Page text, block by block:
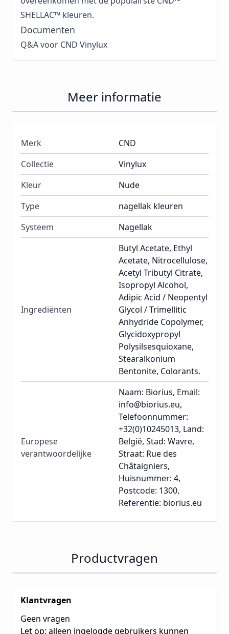
SHELLAC™ kleuren.
Documenten
Q&A voor CND Vinylux
Meer informatie
Merk
CND
Collectie
Vinylux
Kleur
Nude
Type
nagellak kleuren
Systeem
Nagellak
Ingrediënten
Butyl Acetate, Ethyl
Acetate, Nitrocellulose,
Acetyl Tributyl Citrate,
Isopropyl Alcohol,
Adipic Acid / Neopentyl
Glycol / Trimellitic
Anhydride Copolymer,
Glycidoxypropyl
Polysilsesquioxane,
Stearalkonium
Bentonite, Colorants.
Europese
verantwoordelijke
Naam: Biorius, Email:
info@biorius.eu,
Telefoonnummer:
+32(0)10245013, Land:
België, Stad: Wavre,
Straat: Rue des
Châtaigniers,
Huisnummer: 4,
Postcode: 1300,
Referentie: biorius.eu
Productvragen
Klantvragen
Geen vragen
Let op: alleen ingelogde gebruikers kunnen